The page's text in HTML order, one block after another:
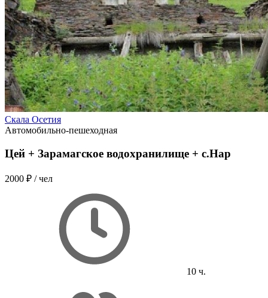
Скала Осетия
Автомобильно-пешеходная
Цей + Зарамагское водохранилище + с.Нар
2000 ₽ / чел
10 ч.